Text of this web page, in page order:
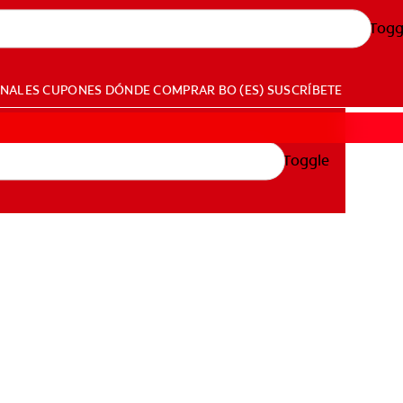
CUPONES DÓNDE COMPRAR BO (ES) SUSCRÍBETE
Toggle